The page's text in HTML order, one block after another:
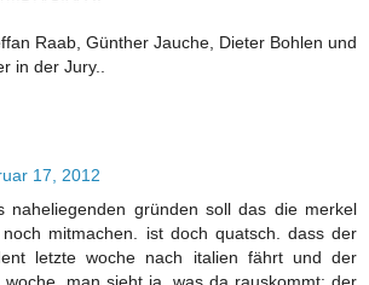
Raab, Günther Jauche, Dieter Bohlen und
in der Jury..
17, 2012
naheliegenden gründen soll das die merkel
mitmachen. ist doch quatsch. dass der
letzte woche nach italien fährt und der
woche. man sieht ja, was da rauskommt: der